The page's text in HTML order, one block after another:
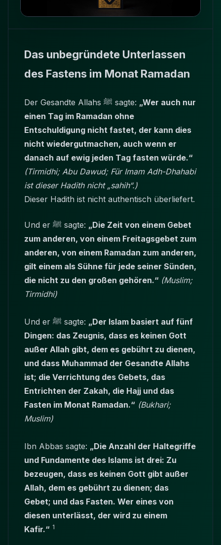
Das unbegründete Unterlassen
des Fastens im Monat Ramadan
Der Gesandte Allahs ﷺ sagte: „Wer auch nur
einen Tag im Ramadan ohne
Entschuldigung nicht fastet, der kann dies
nicht wiedergutmachen, auch wenn er
danach auf ewig jeden Tag fasten würde.“
(Tirmidhi; Abu Dawud; Für Imam Adh-Dhahabi
ist dieser Hadith nicht „sahih“.)
Dieser Hadith ist nicht authentisch überliefert.
Und er ﷺ sagte: „Die Zeit von einem Gebet
zum anderen, von einem Freitagsgebet zum
anderen, von einem Ramadan zum anderen,
gilt einem als Sühne für jede seiner Sünden,
die nicht zu den großen gehören.“ (Muslim;
Tirmidhi)
Und er ﷺ sagte: „Der Islam basiert auf fünf
Dingen: das Zeugnis, dass es keinen Gott
außer Allah gibt, dem es gebührt zu dienen,
und dass Muhammad der Gesandte Allahs
ist; die Verrichtung des Gebets, das
Entrichten der Zakah, die Hajj und das
Fasten im Monat Ramadan.“ (Bukhari;
Muslim)
Ibn Abbas sagte: „Die Anzahl der Haltegriffe
und Fundamente des Islams ist drei: Zu
bezeugen, dass es keinen Gott gibt außer
Allah, dem es gebührt zu dienen; das
Gebet; und das Fasten. Wer eines von
diesen unterlässt, der wird zu einem
Kafir.“ 1